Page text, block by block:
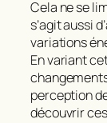
Cela ne se
s’agit aussi
variations
En variant
perception
découvrir